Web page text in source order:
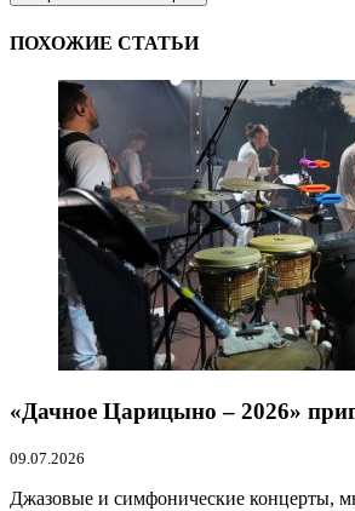
ПОХОЖИЕ СТАТЬИ
«Дачное Царицыно – 2026»
09.07.2026
Джазовые и симфонические концерты,